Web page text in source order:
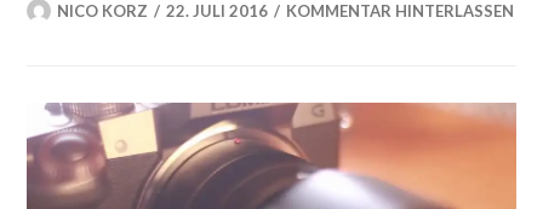
NICO KORZ 22. JULI 2016 KOMMENTAR HINTERLASSEN